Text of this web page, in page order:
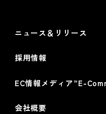
ニュース＆リリース
採用情報
EC情報メディア”E-
会社概要